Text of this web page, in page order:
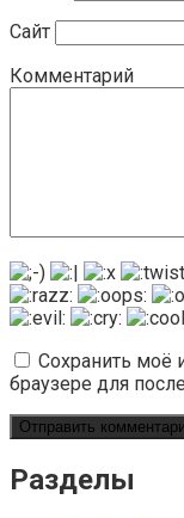
Сайт
Комментарий
Сохранить моё
браузере для
Разделы